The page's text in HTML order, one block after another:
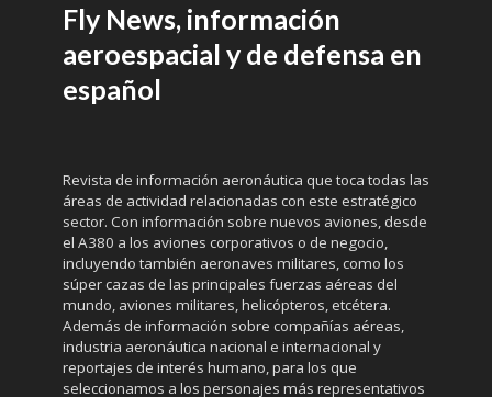
Fly News, información
aeroespacial y de defensa en
español
Revista de información aeronáutica que toca todas las
áreas de actividad relacionadas con este estratégico
sector. Con información sobre nuevos aviones, desde
el A380 a los aviones corporativos o de negocio,
incluyendo también aeronaves militares, como los
súper cazas de las principales fuerzas aéreas del
mundo, aviones militares, helicópteros, etcétera.
Además de información sobre compañías aéreas,
industria aeronáutica nacional e internacional y
reportajes de interés humano, para los que
seleccionamos a los personajes más representativos